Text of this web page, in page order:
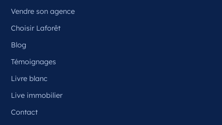
Opportunité d’ouverture à Ceyrat
Référence
Plus d'infos
Candidater
Vendre son agence
Choisir Laforêt
Blog
Témoignages
Livre blanc
Live immobilier
Contact